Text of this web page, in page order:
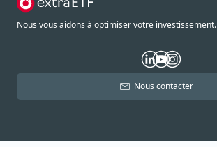
Nous vous aidons à optimiser votre investissement.
Nous contacter